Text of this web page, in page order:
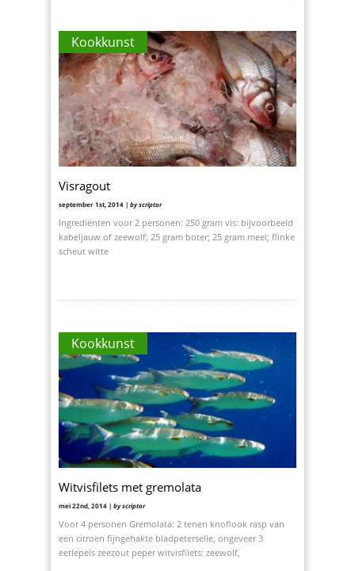
Kookkunst
Visragout
september 1st, 2014 | by scriptor
Ingrediënten voor 2 personen: 250 gram vis: bijvoorbeeld
kabeljauw of zeewolf; 25 gram boter; 25 gram meel; flinke
scheut witte
Kookkunst
Witvisfilets met gremolata
mei 22nd, 2014 | by scriptor
Voor 4 personen Gremolata: 2 tenen knoflook rasp van
een citroen fijngehakte bladpeterselie, ongeveer 3
eetlepels zeezout peper witvisfilets: zeewolf,